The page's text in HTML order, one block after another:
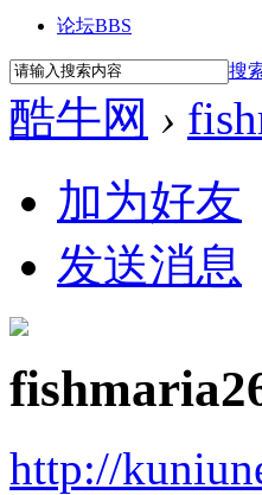
论坛BBS
搜
酷牛网 ›
加为好友
发送消息
http://